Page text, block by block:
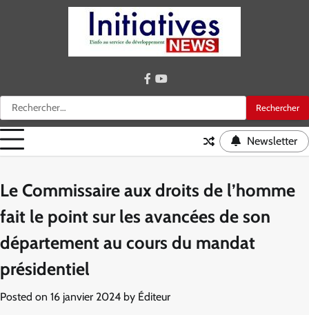
Rechercher :
facebook
youtube
Newsletter
Le Commissaire aux droits de l’homme
fait le point sur les avancées de son
département au cours du mandat
présidentiel
Posted on 16 janvier 2024 by Éditeur